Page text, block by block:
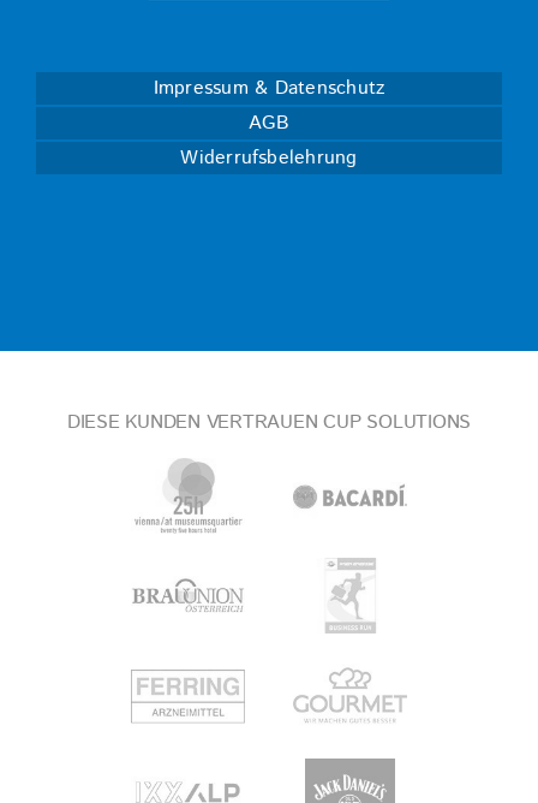
Impressum & Datenschutz
AGB
Widerrufsbelehrung
DIESE KUNDEN VERTRAUEN CUP SOLUTIONS